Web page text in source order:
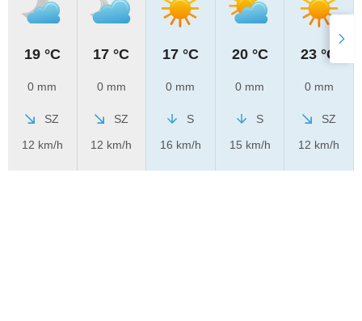
19 °C
0 mm
SZ
12 km/h
17 °C
0 mm
SZ
12 km/h
17 °C
0 mm
S
16 km/h
20 °C
0 mm
S
15 km/h
23 °C
0 mm
SZ
12 km/h